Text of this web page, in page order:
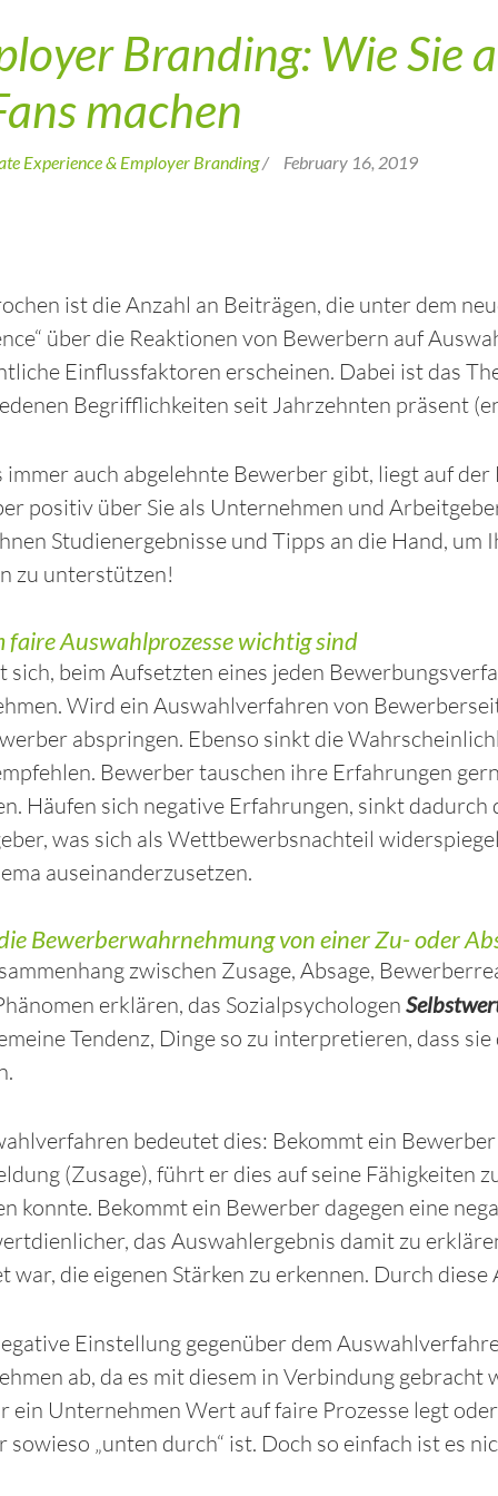
Branding: Wie Sie
machen
Experience & Employer Branding/ February 16, 2019
ist die Anzahl an Beiträgen, die unter dem
über die Reaktionen von Bewerbern auf
Einflussfaktoren erscheinen. Dabei ist das
Begrifflichkeiten seit Jahrzehnten präsent
immer auch abgelehnte Bewerber gibt, liegt auf
positiv über Sie als Unternehmen und
Studienergebnisse und Tipps an die Hand,
zu unterstützen!
faire Auswahlprozesse wichtig sind
sich, beim Aufsetzten eines jeden
Wird ein Auswahlverfahren von
abspringen. Ebenso sinkt die
Bewerber tauschen ihre Erfahrungen
Häufen sich negative Erfahrungen, sinkt
was sich als Wettbewerbsnachteil
auseinanderzusetzen.
Bewerberwahrnehmung von einer Zu- oder
zwischen Zusage, Absage,
erklären, das Sozialpsychologen
Tendenz, Dinge so zu interpretieren, dass
bedeutet dies: Bekommt ein
(Zusage), führt er dies auf seine Fähigkeiten
konnte. Bekommt ein Bewerber dagegen eine
das Auswahlergebnis damit zu
war, die eigenen Stärken zu erkennen. Durch
Einstellung gegenüber dem
ab, da es mit diesem in Verbindung gebracht
ein Unternehmen Wert auf faire Prozesse legt
sowieso „unten durch“ ist. Doch so einfach ist es